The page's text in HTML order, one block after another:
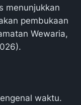
menunjukkan
pembukaan
Wewaria,
waktu.